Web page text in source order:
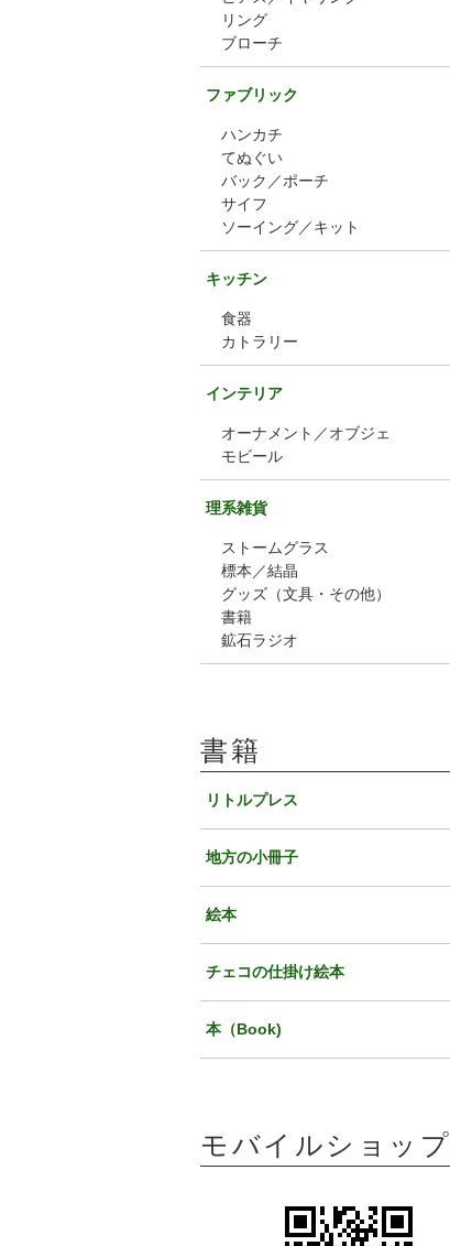
リング
ブローチ
ファブリック
ハンカチ
てぬぐい
バック／ポーチ
サイフ
ソーイング／キット
キッチン
食器
カトラリー
インテリア
オーナメント／オブジェ
モビール
理系雑貨
ストームグラス
標本／結晶
グッズ（文具・その他）
書籍
鉱石ラジオ
書籍
リトルプレス
地方の小冊子
絵本
チェコの仕掛け絵本
本（Book)
モバイルショップ